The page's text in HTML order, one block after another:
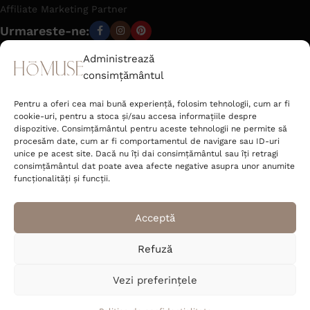
Administrează
consimțământul
Pentru a oferi cea mai bună experiență, folosim tehnologii, cum ar fi
cookie-uri, pentru a stoca și/sau accesa informațiile despre
dispozitive. Consimțământul pentru aceste tehnologii ne permite să
procesăm date, cum ar fi comportamentul de navigare sau ID-uri
unice pe acest site. Dacă nu îți dai consimțământul sau îți retragi
consimțământul dat poate avea afecte negative asupra unor anumite
funcționalități și funcții.
Acceptă
Refuză
Vezi preferințele
Affiliate Marketing Partner
Urmareste-ne:
Tel: +40 723 462 142
Strada Râtului nr. 6 Sat Jucu de Mijloc,
Comuna Jucu Cluj 407353, România
Deco Corner S.R.L.
CUI 52089400